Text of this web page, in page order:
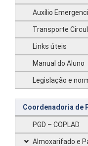
Auxílio
Transporte
Links úteis
Manual do Aluno
Legislação e
Coordenadoria de
PGD – COPLAD
Almoxarifado e